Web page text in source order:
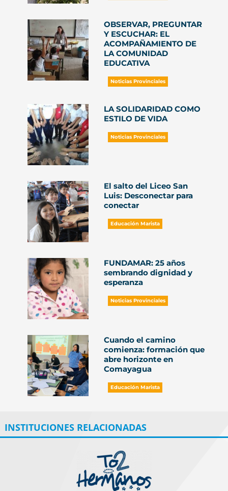
OBSERVAR, PREGUNTAR
Y ESCUCHAR: EL
ACOMPAÑAMIENTO DE
LA COMUNIDAD
EDUCATIVA
Noticias Provinciales
LA SOLIDARIDAD COMO
ESTILO DE VIDA
Noticias Provinciales
El salto del Liceo San
Luis: Desconectar para
conectar
Educación Marista
FUNDAMAR: 25 años
sembrando dignidad y
esperanza
Noticias Provinciales
Cuando el camino
comienza: formación que
abre horizonte en
Comayagua
Educación Marista
INSTITUCIONES RELACIONADAS